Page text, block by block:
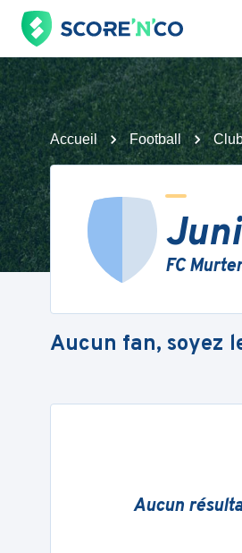
Accueil Football
FC
Aucun fan, soyez
Aucun